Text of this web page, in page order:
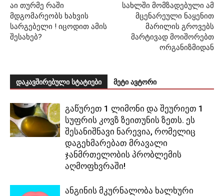
აი თურმე რაში
მდგომარეობს ხახვის
სარგებელი ! იცოდით ამის
შესახებ?
სახლში მომზადებული ამ
მცენარეული ნაყენით
მარილის გროვებს
მარტივად მოიშორებთ
ორგანიზმიდან
დაკავშირებული სტატიები მეტი ავტორი
გაწურეთ 1 ლიმონი და შეურიეთ 1
სუფრის კოვზ ზეითუნის ზეთს. ეს
შესანიშნავი ნარევია, რომელიც
დაგეხმარებათ მრავალი
ჯანმრთელობის პრობლემის
აღმოფხვრაში!
ანგინის მკურნალობა ხალხური